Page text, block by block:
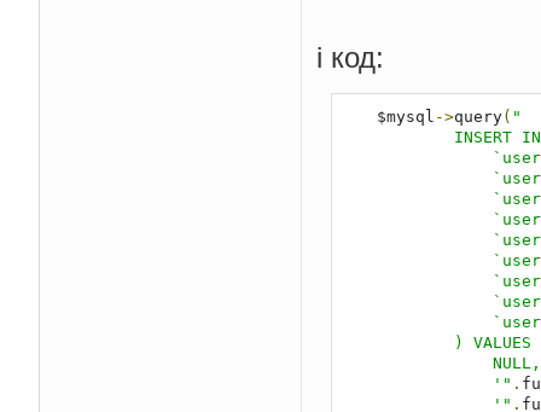
і код:
    $mysql
->query( "
                '"
.
                '"
.